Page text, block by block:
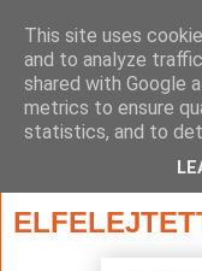
This site uses
and to analyze
shared with Google
metrics to ensure
statistics, and to